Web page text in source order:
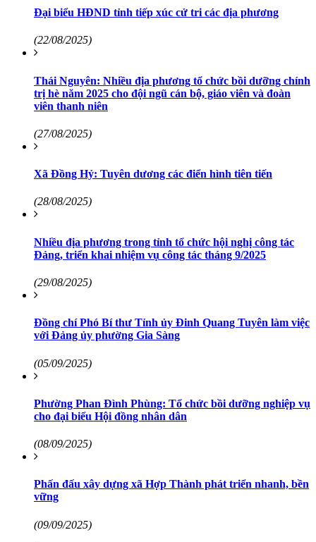
Đại biểu HĐND tỉnh tiếp xúc cử tri các địa phương
(22/08/2025)
Thái Nguyên: Nhiều địa phương tổ chức bồi dưỡng chính
trị hè năm 2025 cho đội ngũ cán bộ, giáo viên và đoàn
viên thanh niên
(27/08/2025)
Xã Đồng Hỷ: Tuyên dương các điển hình tiên tiến
(28/08/2025)
Nhiều địa phương trong tỉnh tổ chức hội nghị công tác
Đảng, triển khai nhiệm vụ công tác tháng 9/2025
(29/08/2025)
Đồng chí Phó Bí thư Tỉnh ủy Đinh Quang Tuyên làm việc
với Đảng ủy phường Gia Sàng
(05/09/2025)
Phường Phan Đình Phùng: Tổ chức bồi dưỡng nghiệp vụ
cho đại biểu Hội đồng nhân dân
(08/09/2025)
Phấn đấu xây dựng xã Hợp Thành phát triển nhanh, bền
vững
(09/09/2025)